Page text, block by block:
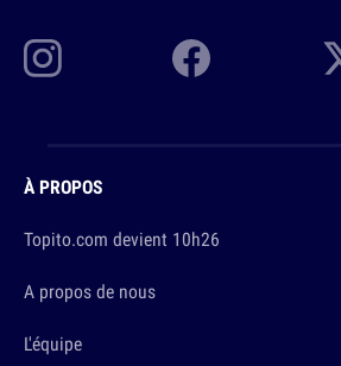
À PROPOS
Topito.com devient 10h26
A propos de nous
L'équipe